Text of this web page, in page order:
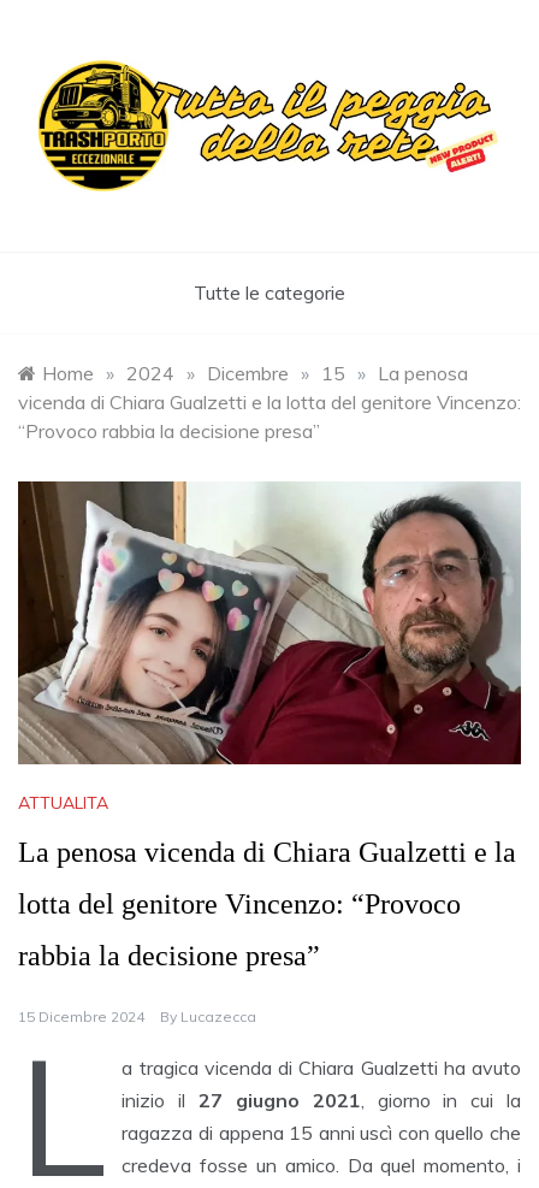
content
Tutte le categorie
Home » 2024 » Dicembre » 15 » La penosa
vicenda di Chiara Gualzetti e la lotta del genitore Vincenzo:
“Provoco rabbia la decisione presa”
ATTUALITA
La penosa vicenda di Chiara Gualzetti e la
lotta del genitore Vincenzo: “Provoco
rabbia la decisione presa”
15 Dicembre 2024 By Lucazecca
L
a tragica vicenda di Chiara Gualzetti ha avuto
inizio il27 giugno 2021 , giorno in cui la
ragazza di appena 15 anni uscì con quello che
credeva fosse un amico. Da quel momento, i